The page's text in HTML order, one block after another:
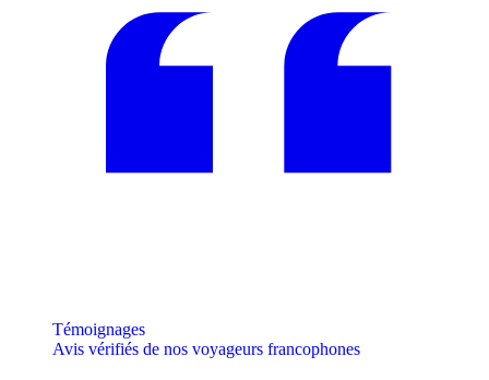
Témoignages
Avis vérifiés de nos voyageurs francophones